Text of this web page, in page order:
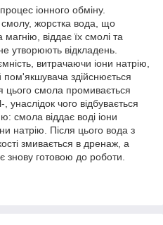
іонного обміну.
смолу, жорстка вода, що
віддає їх смолі та
утворюють відкладень.
витрачаючи іони натрію,
здійснюється
цього смола промивається
унаслідок чого відбувається
смола віддає воді іони
натрію. Після цього вода з
змивається в дренаж, а
знову готовою до роботи.